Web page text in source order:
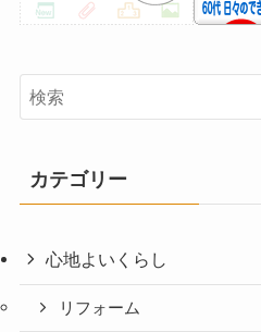
カテゴリー
心地よいくらし
リフォーム